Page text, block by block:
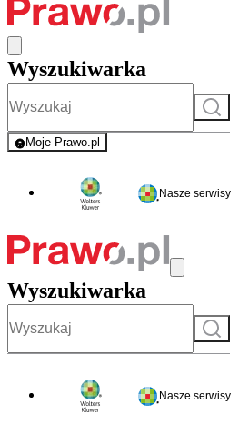
Wyszukiwarka
Szukaj
Moje Prawo.pl
- rejestracja i logowanie do serwisu
Nasze serwisy
Wyszukiwarka
Szukaj
Nasze serwisy